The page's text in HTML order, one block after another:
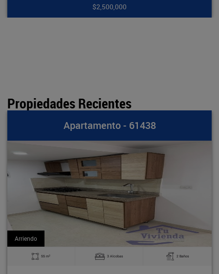
$2,500,000
Propiedades Recientes
Apartamento - 61438
Arriendo
55 m2 3 Alcobas 2 Baños